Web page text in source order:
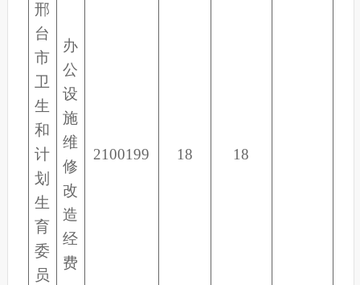
邢
台
市
卫
生
和
计
划
生
育
委
员
办
公
设
施
维
修
改
造
经
费
2100199 18 18